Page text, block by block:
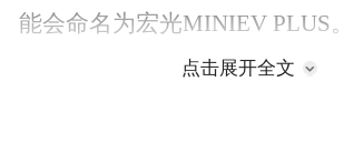
能会命名为宏光MINIEV PLUS。
点击展开全文